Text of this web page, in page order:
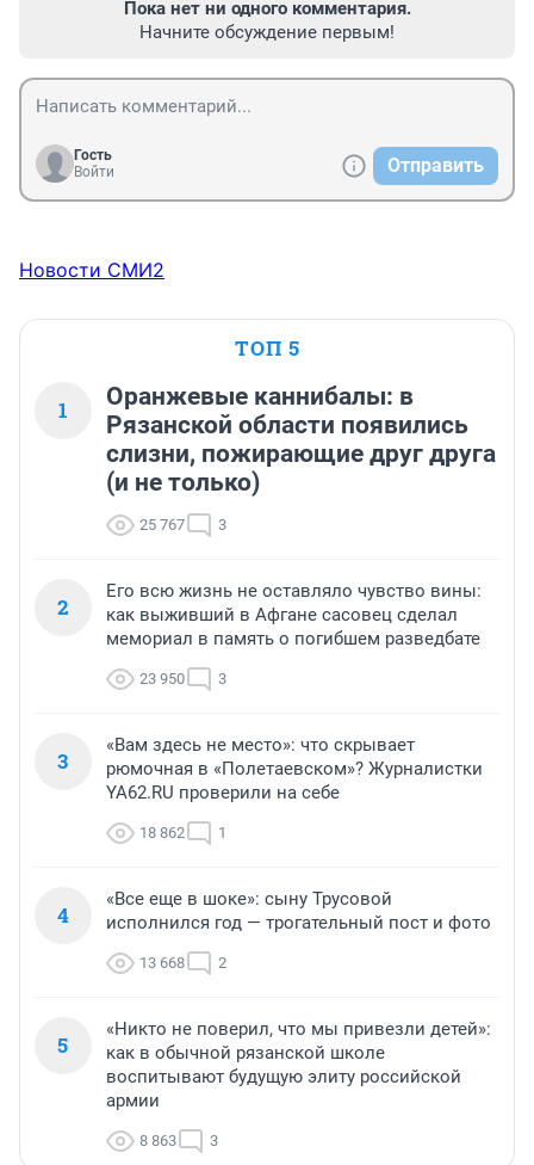
Пока нет ни одного комментария.
Начните обсуждение первым!
Гость
Войти
Отправить
Новости СМИ2
ТОП 5
1
Оранжевые каннибалы: в
Рязанской области появились
слизни, пожирающие друг друга
(и не только)
25 767 3
2
Его всю жизнь не оставляло чувство вины:
как выживший в Афгане сасовец сделал
мемориал в память о погибшем разведбате
23 950 3
3
«Вам здесь не место»: что скрывает
рюмочная в «Полетаевском»? Журналистки
YA62.RU проверили на себе
18 862 1
4
«Все еще в шоке»: сыну Трусовой
исполнился год — трогательный пост и фото
13 668 2
5
«Никто не поверил, что мы привезли детей»:
как в обычной рязанской школе
воспитывают будущую элиту российской
армии
8 863 3